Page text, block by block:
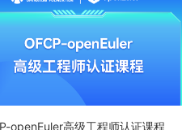
openEuler高级工程师认证课程